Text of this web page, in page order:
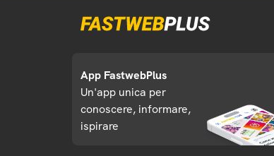
App FastwebPlus
Un'app unica per
conoscere, informare,
ispirare